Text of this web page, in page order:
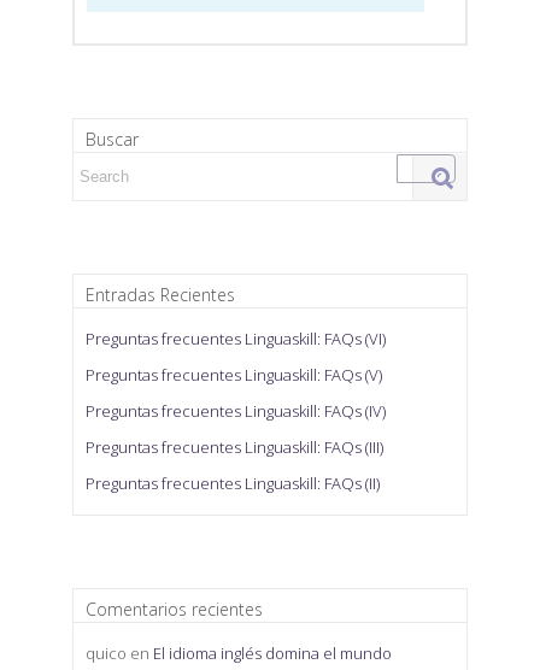
Buscar
Entradas Recientes
Preguntas frecuentes Linguaskill: FAQs (VI)
Preguntas frecuentes Linguaskill: FAQs (V)
Preguntas frecuentes Linguaskill: FAQs (IV)
Preguntas frecuentes Linguaskill: FAQs (III)
Preguntas frecuentes Linguaskill: FAQs (II)
Comentarios recientes
quico en El idioma inglés domina el mundo